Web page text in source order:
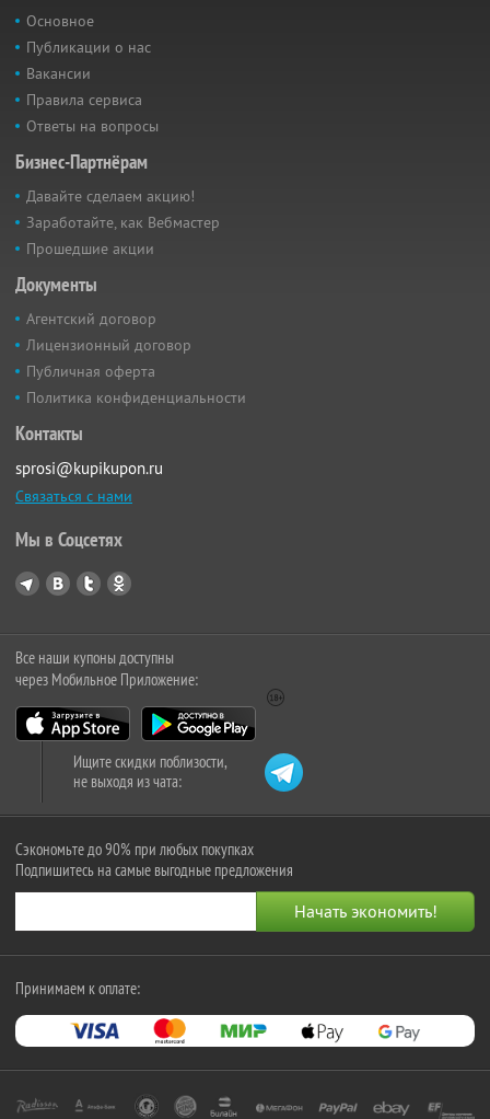
Основное
Публикации о нас
Вакансии
Правила сервиса
Ответы на вопросы
Бизнес-Партнёрам
Давайте сделаем акцию!
Заработайте, как Вебмастер
Прошедшие акции
Документы
Агентский договор
Лицензионный договор
Публичная оферта
Политика конфиденциальности
Контакты
sprosi@kupikupon.ru
Связаться с нами
Мы в Соцсетях
Все наши купоны доступны
через Мобильное Приложение:
Ищите скидки поблизости,
не выходя из чата:
Сэкономьте до 90% при любых покупках
Подпишитесь на самые выгодные предложения
Принимаем к оплате: